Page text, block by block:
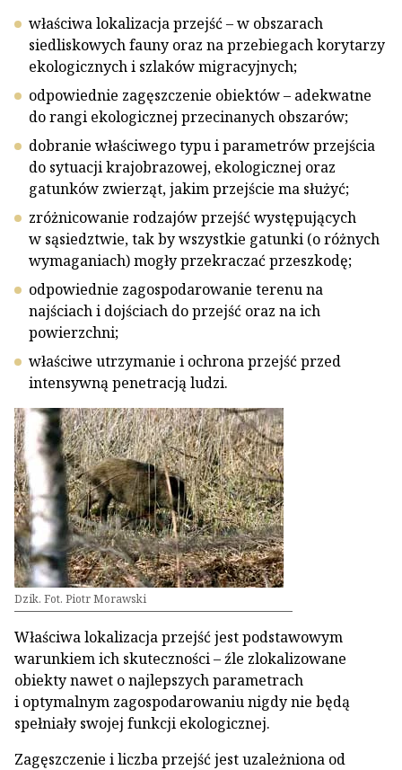
właściwa lokalizacja przejść – w obszarach
siedliskowych fauny oraz na przebiegach korytarzy
ekologicznych i szlaków migracyjnych;
odpowiednie zagęszczenie obiektów – adekwatne
do rangi ekologicznej przecinanych obszarów;
dobranie właściwego typu i parametrów przejścia
do sytuacji krajobrazowej, ekologicznej oraz
gatunków zwierząt, jakim przejście ma służyć;
zróżnicowanie rodzajów przejść występujących
w sąsiedztwie, tak by wszystkie gatunki (o różnych
wymaganiach) mogły przekraczać przeszkodę;
odpowiednie zagospodarowanie terenu na
najściach i dojściach do przejść oraz na ich
powierzchni;
właściwe utrzymanie i ochrona przejść przed
intensywną penetracją ludzi.
Dzik. Fot. Piotr Morawski
Właściwa lokalizacja przejść jest podstawowym
warunkiem ich skuteczności – źle zlokalizowane
obiekty nawet o najlepszych parametrach
i optymalnym zagospodarowaniu nigdy nie będą
spełniały swojej funkcji ekologicznej.
Zagęszczenie i liczba przejść jest uzależniona od